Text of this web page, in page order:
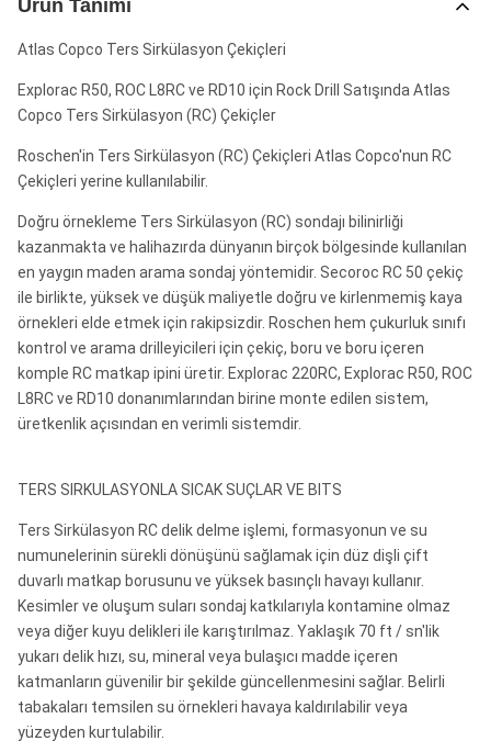
Ürün Tanımı
Atlas Copco Ters Sirkülasyon Çekiçleri
Explorac R50, ROC L8RC ve RD10 için Rock Drill Satışında Atlas
Copco Ters Sirkülasyon (RC) Çekiçler
Roschen'in Ters Sirkülasyon (RC) Çekiçleri Atlas Copco'nun RC
Çekiçleri yerine kullanılabilir.
Doğru örnekleme Ters Sirkülasyon (RC) sondajı bilinirliği
kazanmakta ve halihazırda dünyanın birçok bölgesinde kullanılan
en yaygın maden arama sondaj yöntemidir. Secoroc RC 50 çekiç
ile birlikte, yüksek ve düşük maliyetle doğru ve kirlenmemiş kaya
örnekleri elde etmek için rakipsizdir. Roschen hem çukurluk sınıfı
kontrol ve arama drilleyicileri için çekiç, boru ve boru içeren
komple RC matkap ipini üretir. Explorac 220RC, Explorac R50, ROC
L8RC ve RD10 donanımlarından birine monte edilen sistem,
üretkenlik açısından en verimli sistemdir.
TERS SIRKULASYONLA SICAK SUÇLAR VE BITS
Ters Sirkülasyon RC delik delme işlemi, formasyonun ve su
numunelerinin sürekli dönüşünü sağlamak için düz dişli çift
duvarlı matkap borusunu ve yüksek basınçlı havayı kullanır.
Kesimler ve oluşum suları sondaj katkılarıyla kontamine olmaz
veya diğer kuyu delikleri ile karıştırılmaz. Yaklaşık 70 ft / sn'lik
yukarı delik hızı, su, mineral veya bulaşıcı madde içeren
katmanların güvenilir bir şekilde güncellenmesini sağlar. Belirli
tabakaları temsilen su örnekleri havaya kaldırılabilir veya
yüzeyden kurtulabilir.